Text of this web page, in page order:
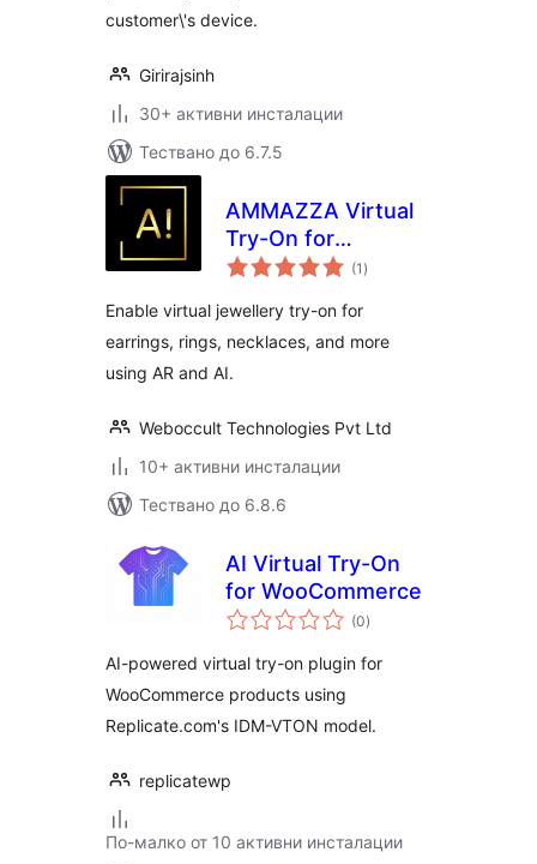
customer\'s device.
Girirajsinh
30+ активни инсталации
Тествано до 6.7.5
AMMAZZA Virtual
Try-On for
Jewellery
(1 общо
оценки
)
Enable virtual jewellery try-on for
earrings, rings, necklaces, and more
using AR and AI.
Weboccult Technologies Pvt Ltd
10+ активни инсталации
Тествано до 6.8.6
AI Virtual Try-On
for WooCommerce
(0общо
оценки
)
AI-powered virtual try-on plugin for
WooCommerce products using
Replicate.com's IDM-VTON model.
replicatewp
По-малко от 10 активни инсталации